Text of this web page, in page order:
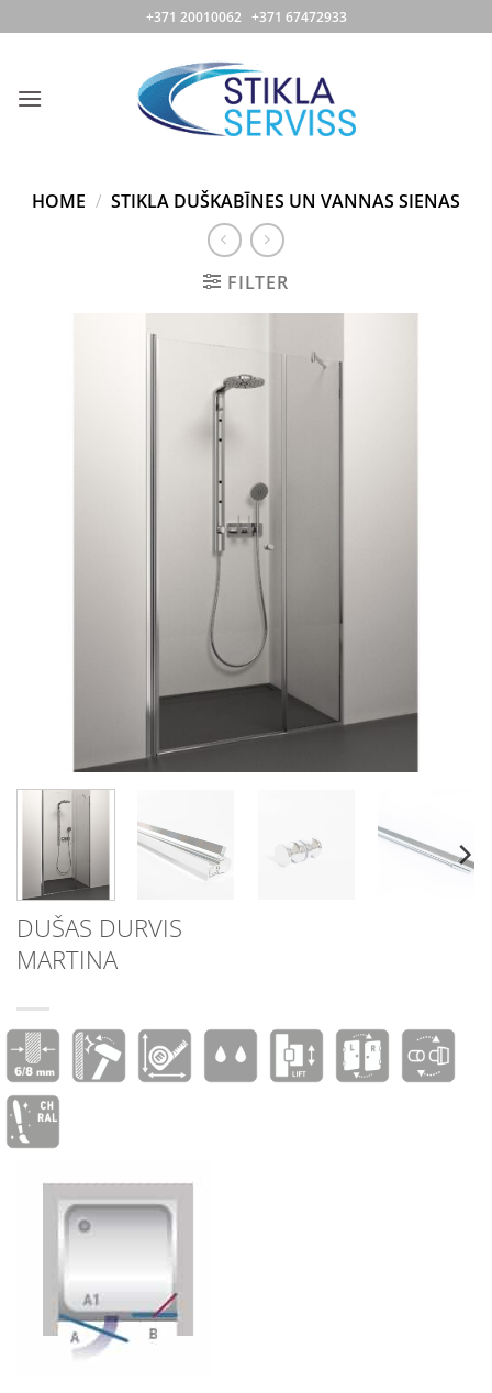
to
+371 20010062 +371 67472933
HOME / STIKLA DUŠKABĪNES UN VANNAS SIENAS
FILTER
DUŠAS DURVIS
MARTINA